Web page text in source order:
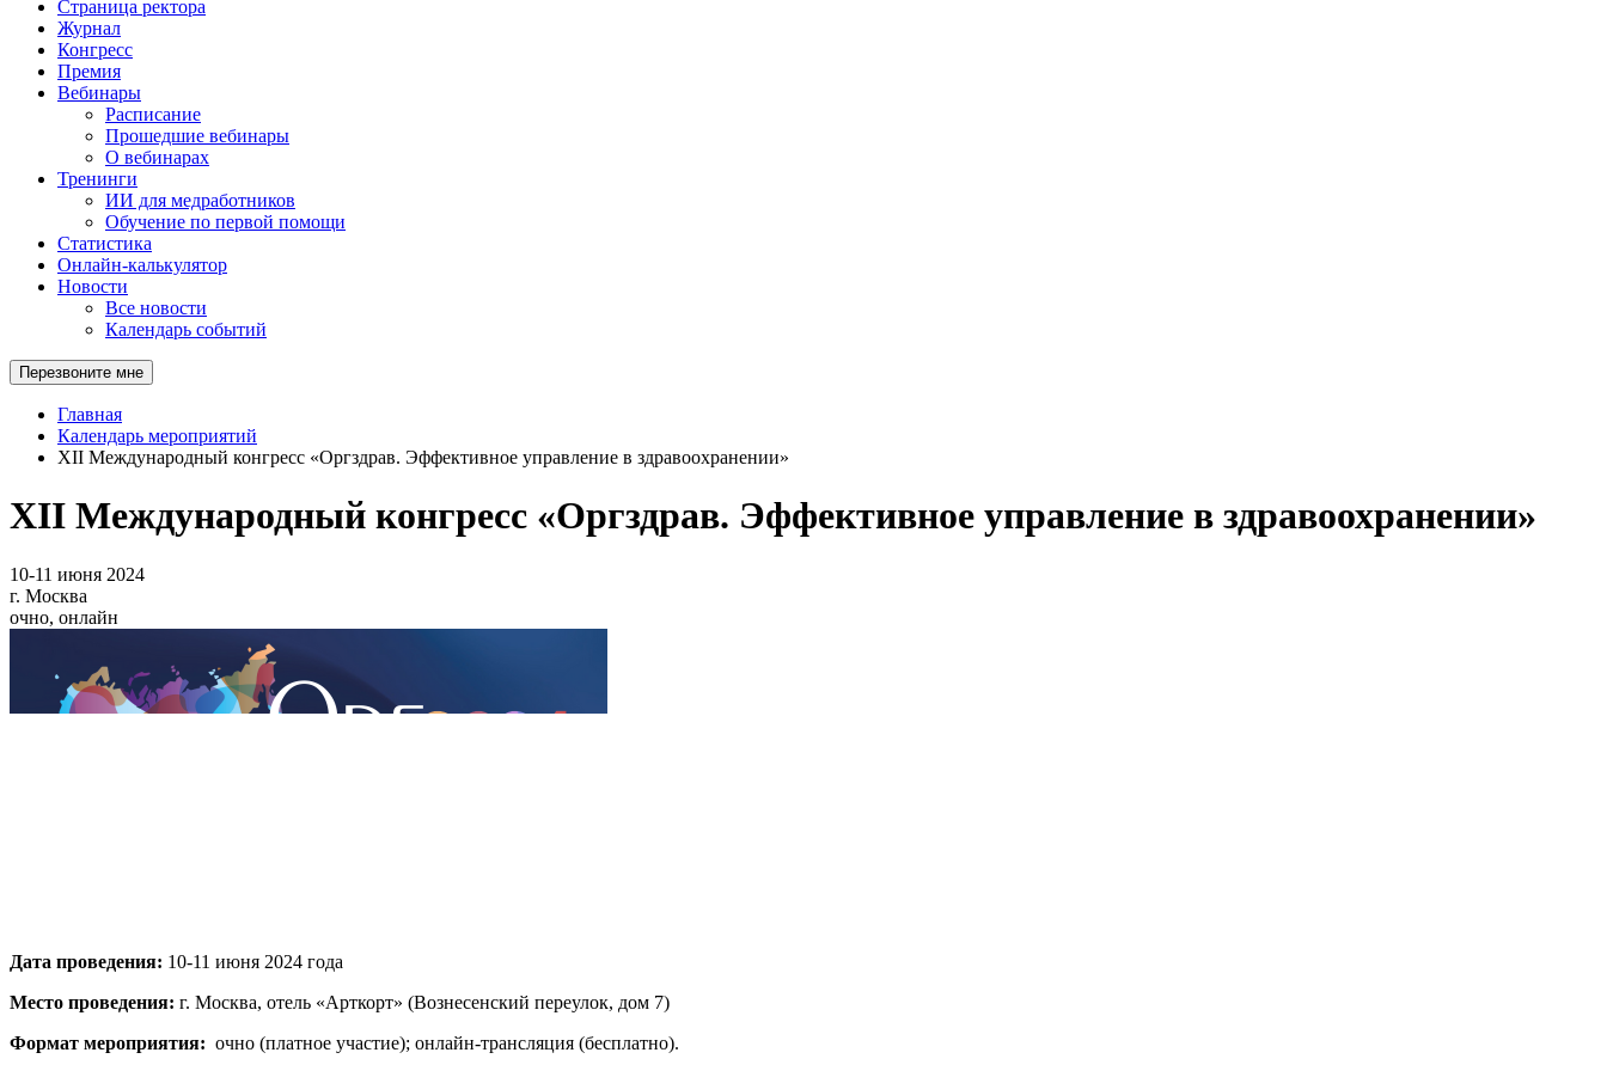
Страница ректора
Журнал
Конгресс
Премия
Вебинары
Расписание
Прошедшие вебинары
О вебинарах
Тренинги
ИИ для медработников
Обучение по первой помощи
Статистика
Онлайн-калькулятор
Новости
Все новости
Календарь событий
Перезвоните мне
Главная
Календарь мероприятий
XII Международный конгресс «Оргздрав. Эффективное управление в здравоохранении»
XII Международный конгресс «Оргздрав. Эффективное управление в здравоохранении»
10-11 июня 2024
г. Москва
очно, онлайн
Дата проведения: 10-11 июня 2024 года
Место проведения: г. Москва, отель «Арткорт» (Вознесенский переулок, дом 7)
Формат мероприятия: очно (платное участие); онлайн-трансляция (бесплатно).